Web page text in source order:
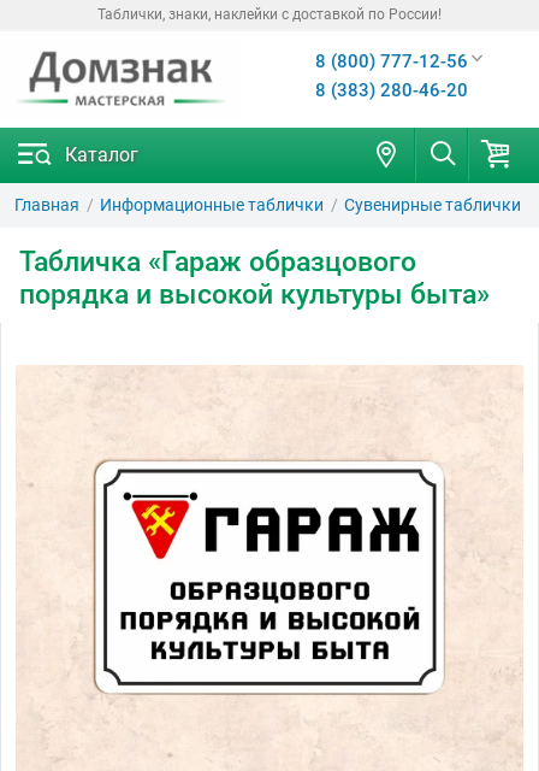
Таблички, знаки, наклейки с доставкой по России!
8 (800) 777-12-56
8 (383) 280-46-20
Каталог
Главная Информационные таблички Сувенирные таблички
Табличка «Гараж образцового
порядка и высокой культуры быта»